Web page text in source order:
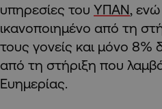
υπηρεσίες του ΥΠΑΝ,
ικανοποιημένο από τη
τους γονείς και μόνο 8%
από τη στήριξη που
Ευημερίας.